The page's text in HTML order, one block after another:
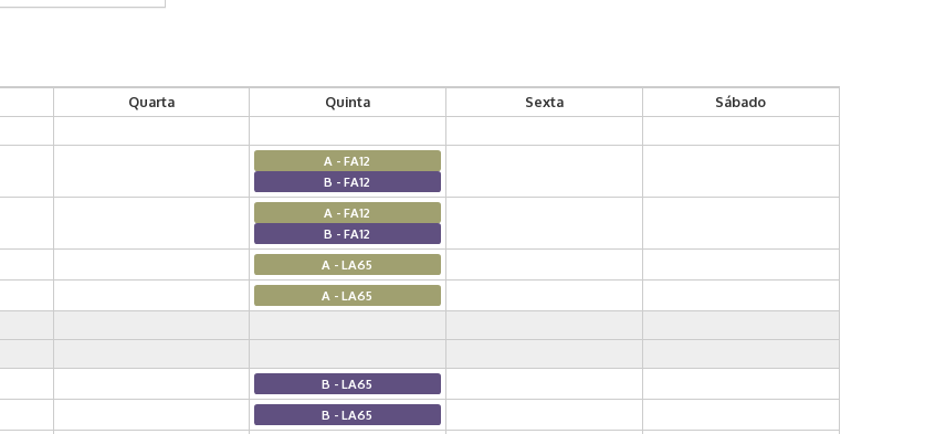
Quarta Quinta Sexta
Sábado
A - FA12
B - FA12
A - FA12
B - FA12
A - LA65
A - LA65
B - LA65
B - LA65